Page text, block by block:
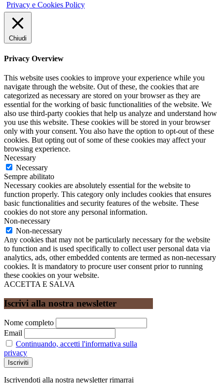
Privacy e Cookies Policy
Chiudi
Privacy Overview
This website uses cookies to improve your experience while you
navigate through the website. Out of these, the cookies that are
categorized as necessary are stored on your browser as they are
essential for the working of basic functionalities of the website. We
also use third-party cookies that help us analyze and understand how
you use this website. These cookies will be stored in your browser
only with your consent. You also have the option to opt-out of these
cookies. But opting out of some of these cookies may affect your
browsing experience.
Necessary
Necessary
Sempre abilitato
Necessary cookies are absolutely essential for the website to
function properly. This category only includes cookies that ensures
basic functionalities and security features of the website. These
cookies do not store any personal information.
Non-necessary
Non-necessary
Any cookies that may not be particularly necessary for the website
to function and is used specifically to collect user personal data via
analytics, ads, other embedded contents are termed as non-necessary
cookies. It is mandatory to procure user consent prior to running
these cookies on your website.
ACCETTA E SALVA
Iscrivi alla nostra newsletter
Nome completo
Email
Continuando, accetti l'informativa sulla
privacy
Iscrivendoti alla nostra newsletter rimarrai